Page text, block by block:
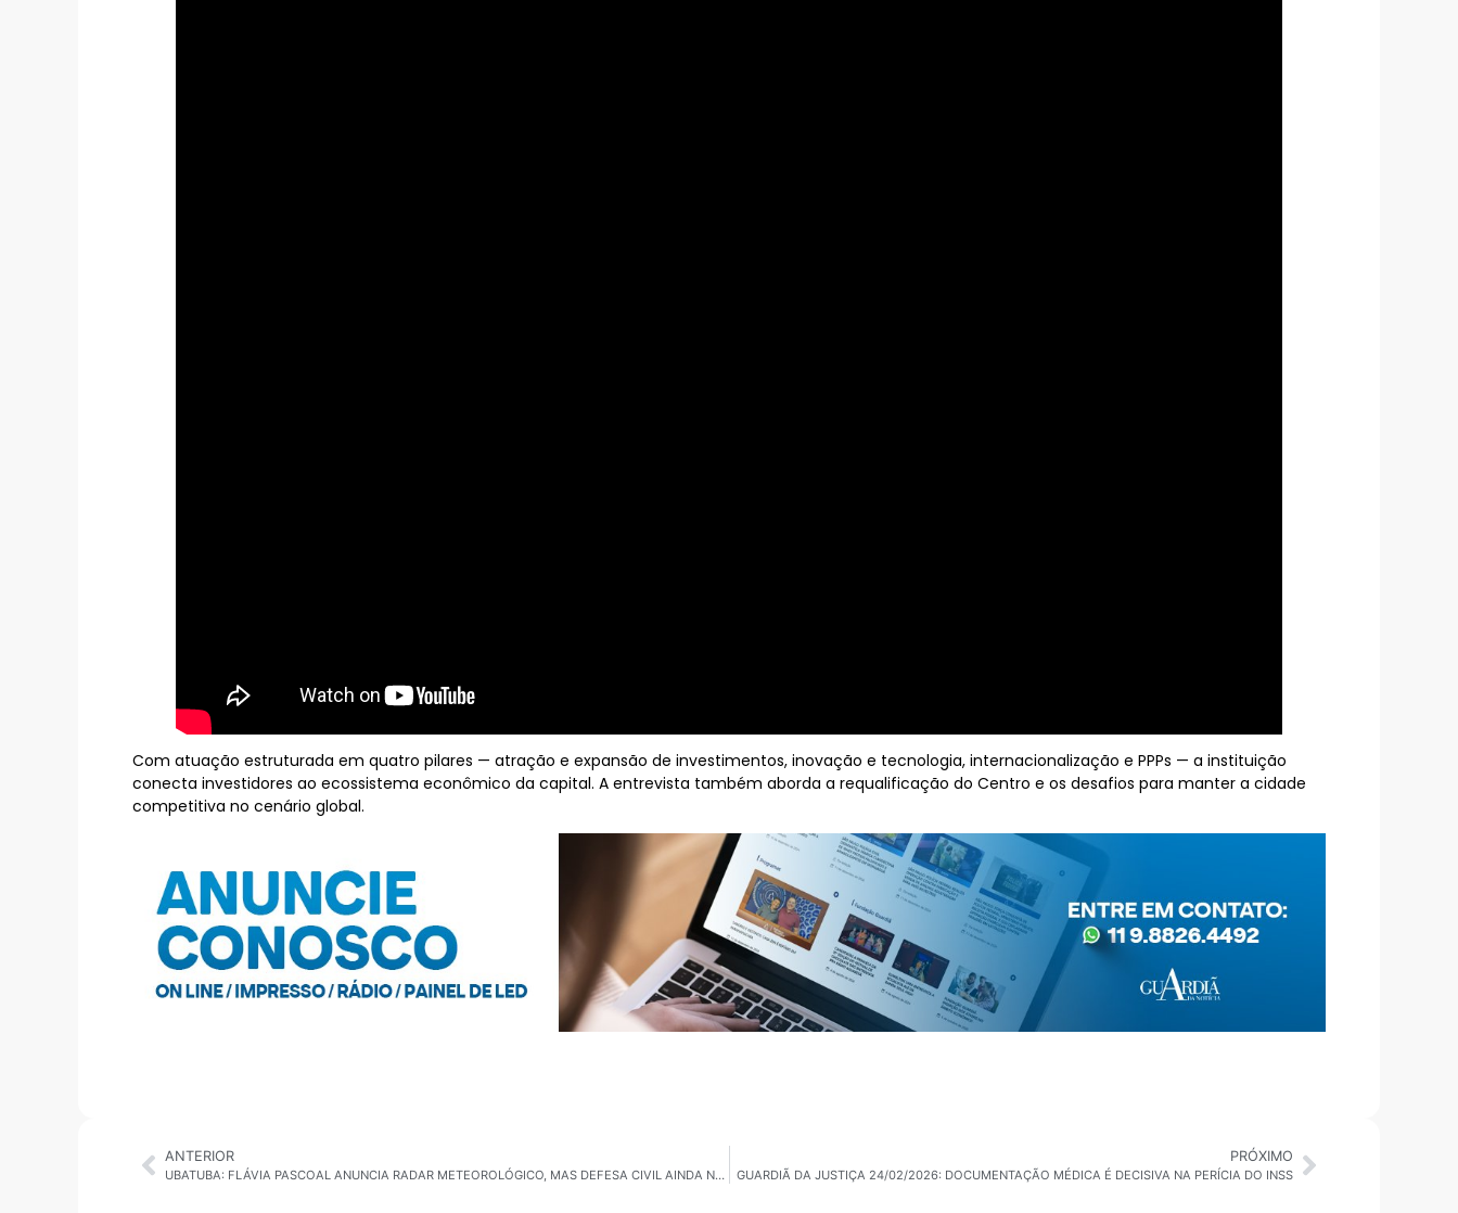
Com atuação estruturada em quatro pilares — atração e expansão de investimentos, inovação e tecnologia, internacionalização e PPPs — a instituição
conecta investidores ao ecossistema econômico da capital. A entrevista também aborda a requalificação do Centro e os desafios para manter a cidade
competitiva no cenário global.
ANTERIOR
UBATUBA: FLÁVIA PASCOAL ANUNCIA RADAR METEOROLÓGICO, MAS DEFESA CIVIL AINDA NÃO TEM PRAZO
PRÓXIMO
GUARDIÃ DA JUSTIÇA 24/02/2026: DOCUMENTAÇÃO MÉDICA É DECISIVA NA PERÍCIA DO INSS